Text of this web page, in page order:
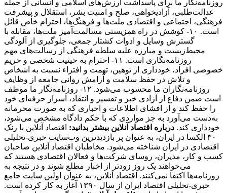
روزنامه‌نگار ما برای پاسداشت ارزش‌های اسلامی و انسانی از جمله
عدالت‌طلبی، آزادیخواهی، صلح و امنیت بشر، استقلال و پیشرفت
فرهنگی، اجتماعی و اقتصادی ملت‌ها و فرهنگ‌ها، احترام خاص قائل
است. ۱۰- کوشش در راه همزیستی مسالمت‌آمیز ملت‌ها، مقابله با
گسترش وسایل و ادوات کشتار جمعی، جلوگیری از آلودگی
محیط‌زیست و مبارزه علیه سلطه فرهنگی از رسالت‌های مهم
روزنامه‌نگاری است. ۱۱- احترام به حیثیت شخصی و حریم
خصوصی افراد، خودداری از توهین، تهمت و افتراء نسبت به اشخاص
و تلاش در حفظ سلامت و آرامش روانی جامعه از وظایف
روزنامه‌نگاران ما محسوب می‌شود. ۱۲- روزنامه‌نگار ما موظف
است ضمن دفاع از آزادی خبر و تفسیر و انتقاد، اسرار حرفه‌ای خود
را حفظ کند و از افشای اطلاعات و اخباری که به صورت محرمانه
به‌دست می‌آورد به جز مواردی که با حکم دادگاه مشخص می‌شود،
خودداری کند. درباره اقتصاد آنلاین بیشتر بدانید: اقتصاد آنلاین با رنک
۳۰ الکسا در ایران، به عنوان پر بازدیدترین وب‌سایت خبری-تحلیلی
اقتصادی در ایران شناخته می‌شود. مخاطبان اقتصاد آنلاین صاحبان
کسب و کار، مدیران، روسای شرکت‌ها و فعالان اقتصادی هستند که
می‌خواهند یک روز زودتر از اخبار مطلع شوند و در نتیجه به
روزنامه‌ها اکتفا نمی‌کنند. اقتصاد آنلاین، به عنوان اولین سایت جامع
خبری-تحلیلی اقتصاد ایران از سال ۱۳۹۰ آغاز به کار کرده است.